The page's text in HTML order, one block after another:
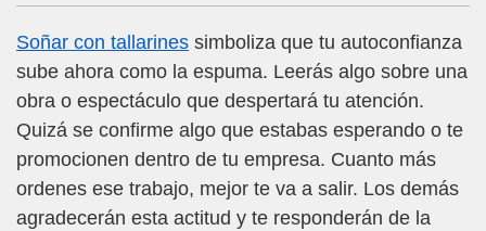
Soñar con tallarines simboliza que tu autoconfianza
sube ahora como la espuma. Leerás algo sobre una
obra o espectáculo que despertará tu atención.
Quizá se confirme algo que estabas esperando o te
promocionen dentro de tu empresa. Cuanto más
ordenes ese trabajo, mejor te va a salir. Los demás
agradecerán esta actitud y te responderán de la